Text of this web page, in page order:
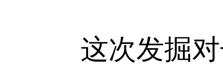
这次发掘对